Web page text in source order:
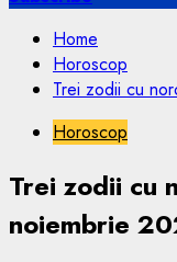
Home
Horoscop
Trei zodii cu
Horoscop
Trei zodii cu
noiembrie